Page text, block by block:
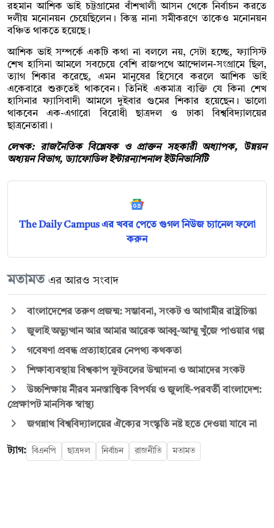
রহমান আশিক ভাই চট্টগ্রামের বাঁশখালী আসন থেকে নির্বাচন করতে
দলীয় মনোনয়ন চেয়েছিলেন। কিন্তু নানা সমীকরণে তাকেও মনোনয়ন
বঞ্চিত থাকতে হয়েছে।
আশিক ভাই সম্পর্কে একটি কথা না বললে নয়, সেটা হচ্ছে, ফ্যাসিস্ট
শেখ হাসিনা আমলে সবচেয়ে বেশি রাজপথে আন্দোলন-সংগ্রামে ছিল,
ত্যাগ শিকার করেছে, এমন মানুষের হিসেবে করলে আশিক ভাই
একেবারে শুরুতেই থাকবেন। তিনিই একমাত্র ব্যক্তি যে কিনা শেখ
হাসিনার ফ্যাসিবাদী আমলে দুইবার গুমের শিকার হয়েছেন। ভালো
থাকবেন এক-এগারো বিরোধী ছাত্রদল ও ঢাকা বিশ্ববিদ্যালয়ের
ছাত্রনেতারা।
লেখক: রাজনৈতিক বিশ্লেষক ও প্রাক্তন সহকারী অধ্যাপক, উন্নয়ন
অধ্যয়ন বিভাগ, ড্যাফোডিল ইন্টারন্যাশনাল ইউনিভার্সিটি
The Daily Campus এর খবর পেতে গুগল নিউজ চ্যানেল ফলো
করুন
মতামত এর আরও সংবাদ
বাংলাদেশের তরুণ প্রজন্ম: সম্ভাবনা, সংকট ও আগামীর রাষ্ট্রচিন্তা
জুলাই অভ্যুত্থান আর আমার আরেক আব্বু-আম্মু খুঁজে পাওয়ার গল্প
গবেষণা প্রবন্ধ প্রত্যাহারের নেপথ্য কথকতা
শিক্ষাব্যবস্থায় বিশ্বকাপ ফুটবলের উন্মাদনা ও আমাদের সংকট
উচ্চশিক্ষায় নীরব মনস্তাত্ত্বিক বিপর্যয় ও জুলাই-পরবর্তী বাংলাদেশ:
প্রেক্ষাপট মানসিক স্বাস্থ্য
জগন্নাথ বিশ্ববিদ্যালয়ের ঐক্যের সংস্কৃতি নষ্ট হতে দেওয়া যাবে না
ট্যাগ: বিএনপি ছাত্রদল নির্বাচন রাজনীতি মতামত